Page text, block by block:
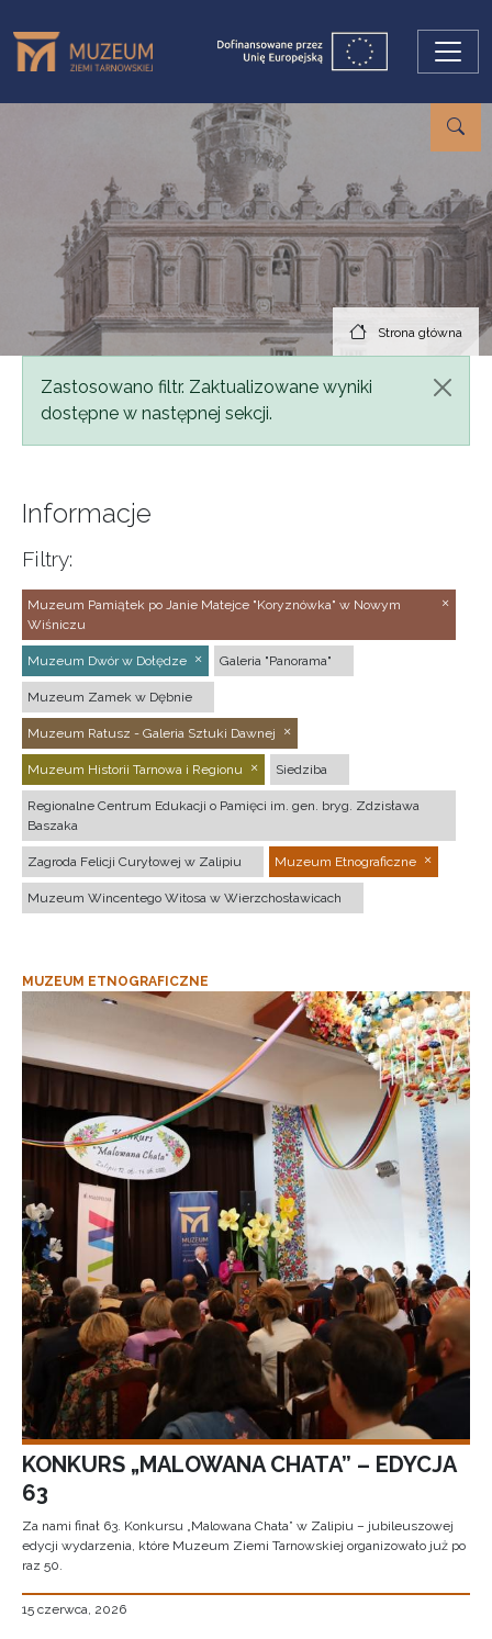
Strona główna
Komunikat
Zastosowano filtr. Zaktualizowane wyniki
dostępne w następnej sekcji.
Informacje
Filtry:
Muzeum Pamiątek po Janie Matejce "Koryznówka" w Nowym
Wiśniczu
Muzeum Dwór w Dołędze Galeria "Panorama"
Muzeum Zamek w Dębnie
Muzeum Ratusz - Galeria Sztuki Dawnej
Muzeum Historii Tarnowa i Regionu Siedziba
Regionalne Centrum Edukacji o Pamięci im. gen. bryg. Zdzisława
Baszaka
Zagroda Felicji Curyłowej w Zalipiu Muzeum Etnograficzne
Muzeum Wincentego Witosa w Wierzchosławicach
MUZEUM ETNOGRAFICZNE
KONKURS „MALOWANA CHATA” – EDYCJA
63
Za nami finał 63. Konkursu „Malowana Chata” w Zalipiu – jubileuszowej
edycji wydarzenia, które Muzeum Ziemi Tarnowskiej organizowało już po
raz 50.
15 czerwca, 2026